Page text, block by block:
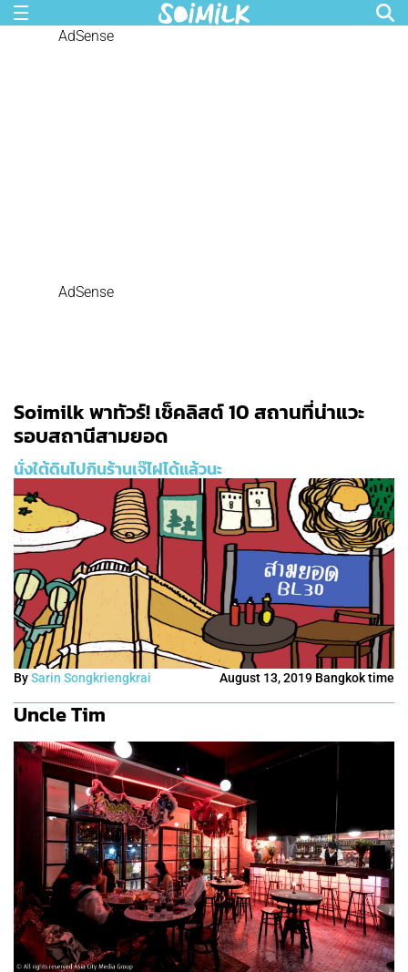
AdSense
AdSense
Soimilk พาทัวร์! เช็คลิสต์ 10 สถานที่น่าแวะ
รอบสถานีสามยอด
นั่งใต้ดินไปกินร้านเจ๊ไฝได้แล้วนะ
BySarin Songkriengkrai August 13, 2019 Bangkok time
Uncle Tim